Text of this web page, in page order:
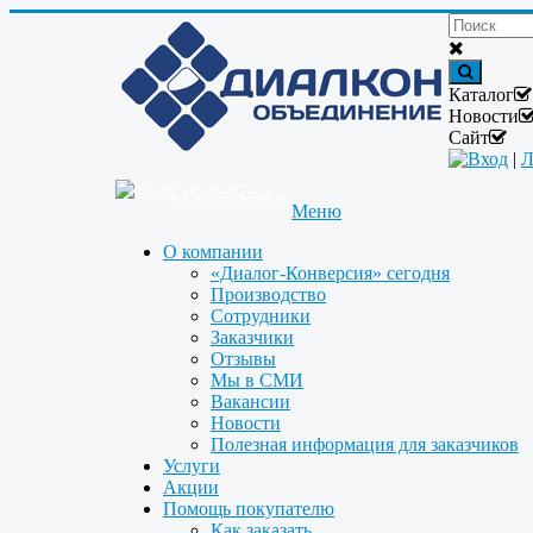
Каталог
Новости
Сайт
Вход |
Меню
О компании
«Диалог-Конверсия» сегодня
Производство
Сотрудники
Заказчики
Отзывы
Мы в СМИ
Вакансии
Новости
Полезная информация для заказчиков
Услуги
Акции
Помощь покупателю